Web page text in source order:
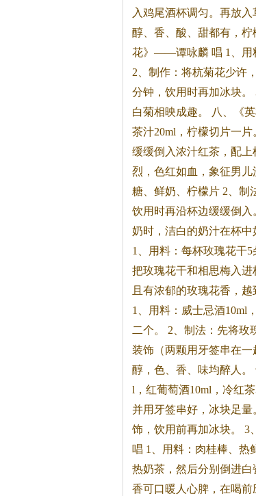
入鸡尾酒杯调匀。再放
醇、香、酸、甜都有，
花》——谭咏麟 唱 1、用
2、制作：将杭菊花少许
分钟，饮用时再加冰块
白菊相映成趣。 八、《
茶汁20ml，柠檬切片一
缓缓倒入浓汁红茶，配上
烈，色红如血，象征男
糖、鲜奶、柠檬片 2、制
饮用时再沿杯边缓缓倒
奶时，洁白的奶汁在杯
1、用料：每杯玫瑰花干
把玫瑰花干和相思梅入
且有浓郁的玫瑰花香，
1、用料：威士忌酒10ml
二个。 2、制法：先将玫
装饰（两颗用牙签串在
醇，色、香、味均醉人
l，红葡萄酒10ml，冷红茶
并用牙签串好，冰块足
饰，饮用前再加冰块。
唱 1、用料：肉桂棒、热
热奶茶，然后分别倒进
香可口暖人心脾，在喝